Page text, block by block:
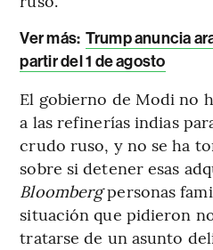
Ver más: Trump anuncia
partir del 1 de agosto
El gobierno de Modi no
a las refinerías indias
crudo ruso, y no se ha
sobre si detener esas
Bloombergpersonas
situación que pidieron
tratarse de un asunto